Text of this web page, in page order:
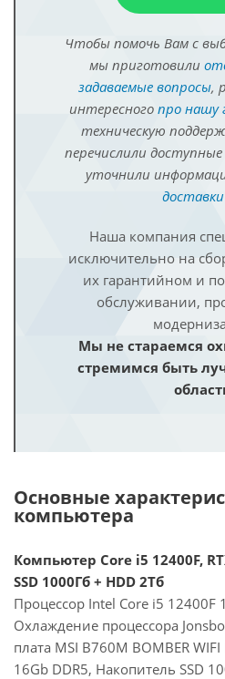
Чтобы помочь Вам с
мы приготовили
задаваемые вопросы,
интересного про нашу
техническую
перечислили доступные
уточнили
Наша компания
исключительно на
их гарантийном и
обслуживании,
Мы не стараемся
стремимся быть
Основные
компьютера
Компьютер Core i5 12400F,
SSD 1000Гб + HDD 2Тб
Процессор Intel Core i5 12400F
Охлаждение процессора
плата MSI B760M BOMBER
16Gb DDR5, Накопитель SSD